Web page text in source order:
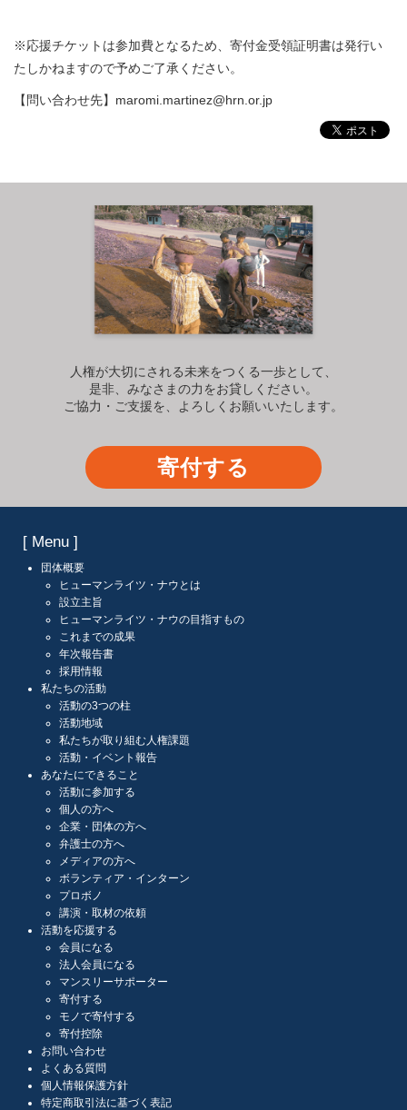
※応援チケットは参加費となるため、寄付金受領証明書は発行い
たしかねますので予めご了承ください。
【問い合わせ先】maromi.martinez@hrn.or.jp
人権が大切にされる未来をつくる一歩として、
是非、みなさまの力をお貸しください。
ご協力・ご支援を、よろしくお願いいたします。
寄付する
[ Menu ]
団体概要
ヒューマンライツ・ナウとは
設立主旨
ヒューマンライツ・ナウの目指すもの
これまでの成果
年次報告書
採用情報
私たちの活動
活動の3つの柱
活動地域
私たちが取り組む人権課題
活動・イベント報告
あなたにできること
活動に参加する
個人の方へ
企業・団体の方へ
弁護士の方へ
メディアの方へ
ボランティア・インターン
プロボノ
講演・取材の依頼
活動を応援する
会員になる
法人会員になる
マンスリーサポーター
寄付する
モノで寄付する
寄付控除
お問い合わせ
よくある質問
個人情報保護方針
特定商取引法に基づく表記